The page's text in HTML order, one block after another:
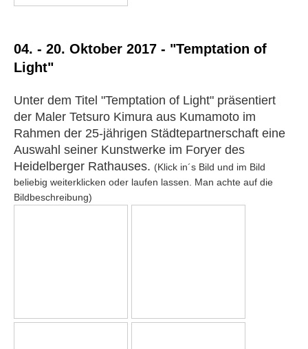
04. - 20. Oktober 2017 - "Temptation of
Light"
Unter dem Titel "Temptation of Light" präsentiert
der Maler Tetsuro Kimura aus Kumamoto im
Rahmen der 25-jährigen Städtepartnerschaft eine
Auswahl seiner Kunstwerke im Foryer des
Heidelberger Rathauses. (Klick in´s Bild und im Bild
beliebig weiterklicken oder laufen lassen. Man achte auf die
Bildbeschreibung)